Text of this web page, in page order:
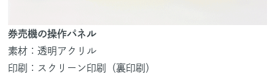
券売機の操作パネル
素材：透明アクリル
印刷：スクリーン印刷（裏印刷）